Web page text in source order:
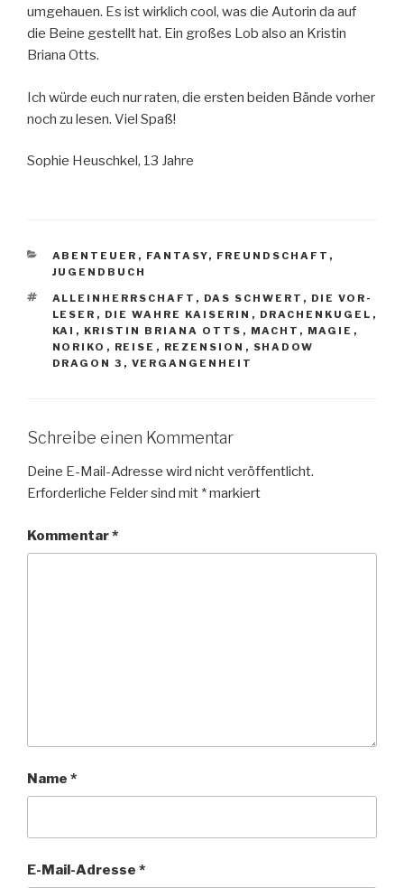
umgehauen. Es ist wirklich cool, was die Autorin da auf
die Beine gestellt hat. Ein großes Lob also an Kristin
Briana Otts.
Ich würde euch nur raten, die ersten beiden Bände vorher
noch zu lesen. Viel Spaß!
Sophie Heuschkel, 13 Jahre
KATEGORIEN
ABENTEUER , FANTASY, FREUNDSCHAFT ,
JUGENDBUCH
SCHLAGWÖRTER
ALLEINHERRSCHAFT , DAS SCHWERT , DIE VOR-
LESER , DIE WAHRE KAISERIN , DRACHENKUGEL ,
KAI , KRISTIN BRIANA OTTS , MACHT , MAGIE ,
NORIKO , REISE , REZENSION , SHADOW
DRAGON 3 , VERGANGENHEIT
Schreibe einen Kommentar
Deine E-Mail-Adresse wird nicht veröffentlicht.
Erforderliche Felder sind mit *markiert
Kommentar*
Name *
E-Mail-Adresse *